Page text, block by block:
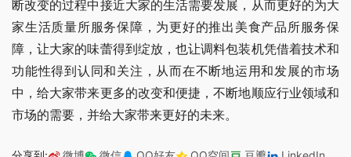
断改变的过程中接近大家的生活需要发展，从而更好的为大
家生活质量所服务保障，为更好的推出美食产品所服务保
障，让大家的味蕾得到绽放，也让调料包装机凭借着技术和
功能性得到认同和关注，从而在不断地运用和发展的市场
中，给大家带来更多的改变和便捷，不断地顺应行业领域和
市场的需要，并给大家带来更好的未来。